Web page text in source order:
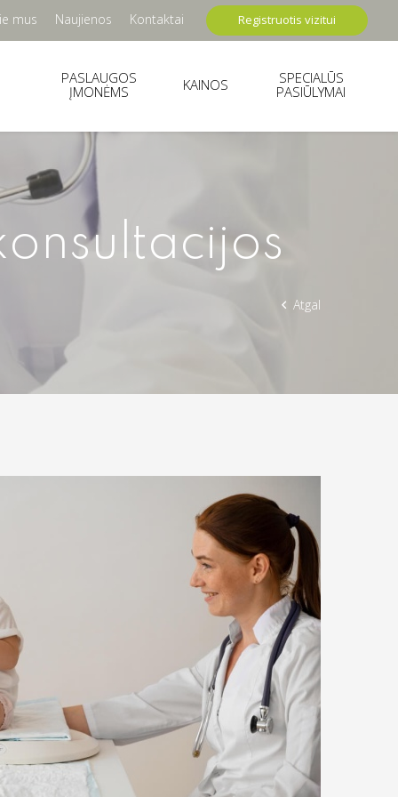
mus Naujienos Kontaktai Registruotis vizitui
PASLAUGOS
ĮMONĖMS
KAINOS
SPECIALŪS
PASIŪLYMAI
Atgal